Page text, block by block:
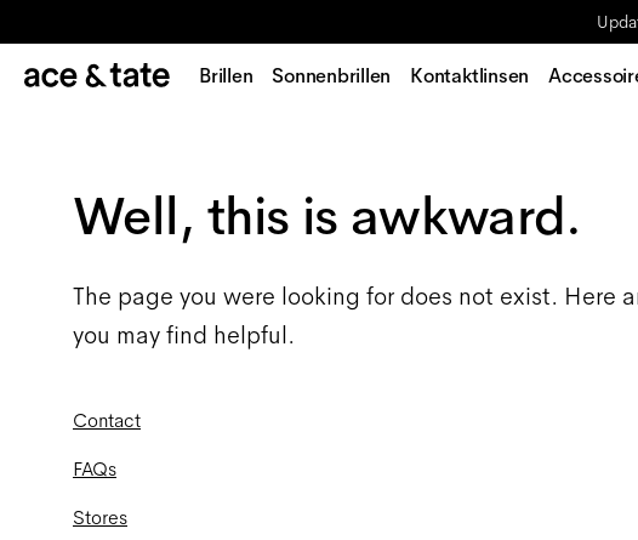
Brillen Sonnenbrillen Kontaktlinsen
Well, this is awkward.
The page you were looking for does not exist. Here
you may find helpful.
Contact
FAQs
Stores